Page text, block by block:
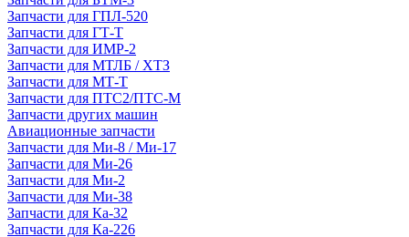
Запчасти для ГПЛ-520
Запчасти для ГТ-Т
Запчасти для ИМР-2
Запчасти для МТЛБ / ХТЗ
Запчасти для МТ-Т
Запчасти для ПТС2/ПТС-М
Запчасти других машин
Авиационные запчасти
Запчасти для Ми-8 / Ми-17
Запчасти для Ми-26
Запчасти для Ми-2
Запчасти для Ми-38
Запчасти для Ка-32
Запчасти для Ка-226